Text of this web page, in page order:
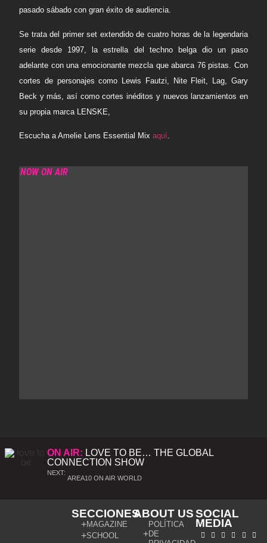
pasado sábado con gran éxito de audiencia.
Se trata del primer set extendido de cuatro horas de la legendaria
serie desde 1997, la estrella del techno belga dio un paso
adelante con una emocionante mezcla que abarca 76 pistas. Con
cortes de personajes como Lewis Fautzi, Nite Fleit, Lag, Gary
Beck y más, así como cortes inéditos y nuevos lanzamientos en
su propia marca LENSKE,
Escucha a Amelie Lens Essential Mix aquí
NOW ON AIR
ON AIR: LOVE TO BE… THE GLOBAL
CONNECTION SHOW
NEXT:
AREA10 ON AIR WORLD
SECCIONES
MAGAZINE
SCHOOL
ABOUT US
POLÍTICA
DE
SOCIAL
MEDIA